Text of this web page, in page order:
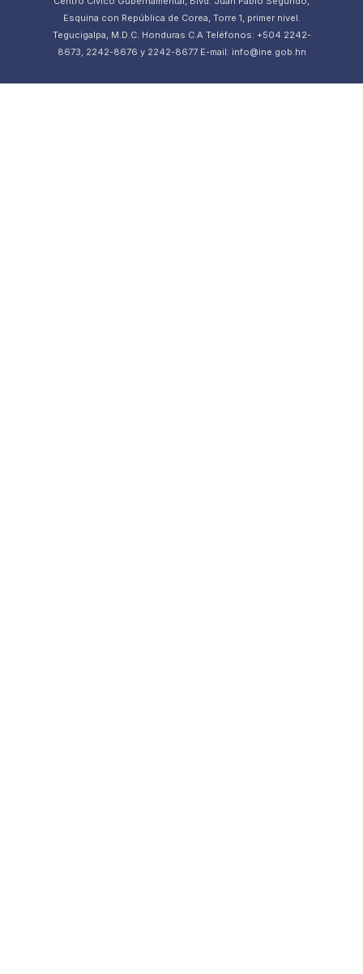
Esquina con República de Corea, Torre 1, primer nivel.
Tegucigalpa, M.D.C. Honduras C.A Teléfonos: +504 2242-
8673, 2242-8676 y 2242-8677 E-mail: info@ine.gob.hn